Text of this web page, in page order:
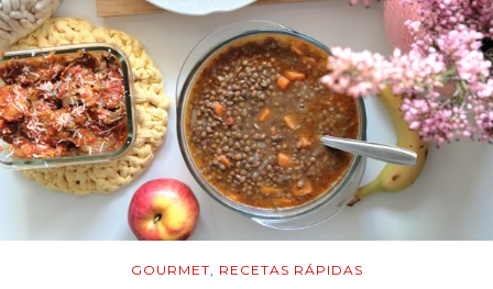
GOURMET RECETAS RÁPIDAS